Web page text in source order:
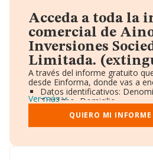
Acceda a toda la
comercial de
Inversiones
Limitada.
A través del informe gratuito
desde Einforma, donde vas a
Datos identificativos:
Teléfono, Domicilio.
Informe Mercantil Completo
Gráficos de Evolución Ventas
Consejo de Administración y
Accionistas.
Ver más
QUIERO MI